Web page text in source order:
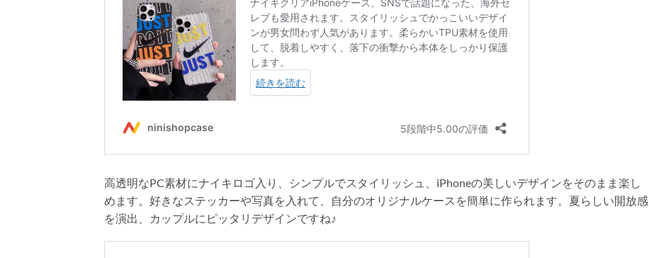
高透明なPC素材にナイキロゴ入り、シンプルでスタイリッシュ、iPhoneの美しいデザインをそのまま楽し
めます。好きなステッカーや写真を入れて、自分のオリジナルケースを簡単に作られます。夏らしい開放感
を演出、カップルにピッタリデザインですね♪